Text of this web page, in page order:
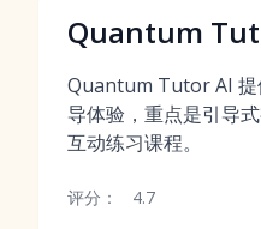
Quantum
Quantum Tutor AI 提
导体验，重点是引导
互动练习课程。
评分： 4.7